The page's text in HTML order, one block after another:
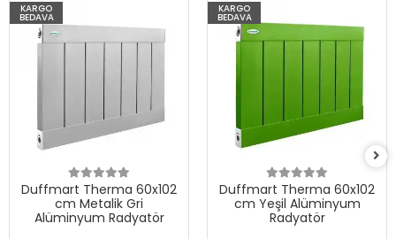
KARGO
BEDAVA
Duffmart Therma 60x102
cm Metalik Gri
Alüminyum Radyatör
KARGO
BEDAVA
Duffmart Therma 60x102
cm Yeşil Alüminyum
Radyatör